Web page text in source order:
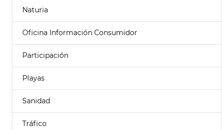
Naturia
Oficina Información Consumidor
Participación
Playas
Sanidad
Tráfico